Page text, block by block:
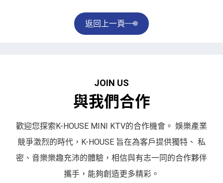
返回上一頁
JOIN US
與我們合作
歡迎您探索K-HOUSE MINI KTV的合作機會。 娛樂產業
競爭激烈的時代，K-HOUSE 旨在為客戶提供獨特、 私
密、音樂樂趣充沛的體驗，相信與有志一同的合作夥伴
攜手， 能夠創造更多精彩。